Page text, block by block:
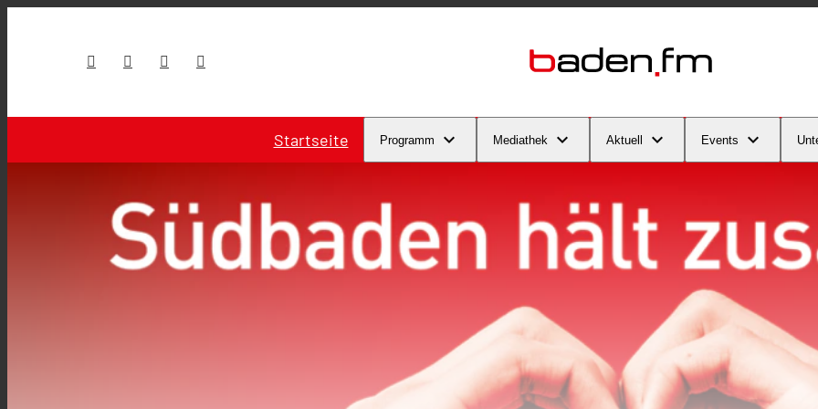
Startseite Programm Mediathek Aktuell Events